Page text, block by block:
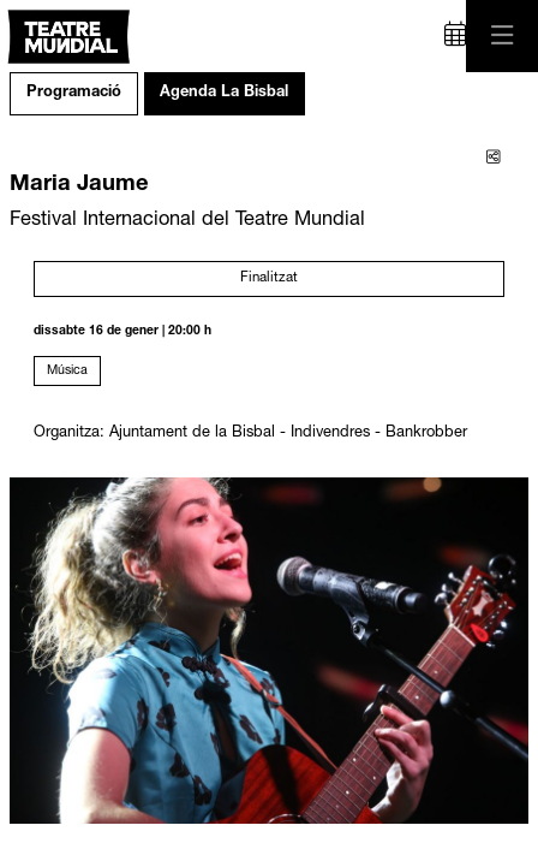
Programació Agenda La Bisbal
Maria Jaume
Festival Internacional del Teatre Mundial
Finalitzat
dissabte 16 de gener 20:00 h
Música
Organitza: Ajuntament de la Bisbal - Indivendres - Bankrobber